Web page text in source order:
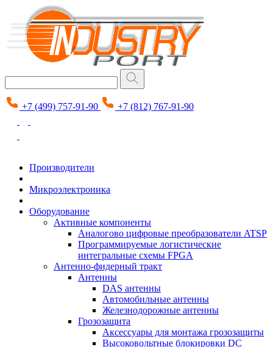
+7 (499) 757-91-90 +7 (812) 767-91-90
Производители
Микроэлектроника
Оборудование
Активные компоненты
Аналогово цифровые преобразователи ATSP
Программируемые логистические
интегральные схемы FPGA
Антенно-фидерный тракт
Антенны
DAS антенны
Автомобильные антенны
Железнодорожные антенны
Грозозащита
Аксессуары для монтажа грозозащиты
Высоковольтные блокировки DC